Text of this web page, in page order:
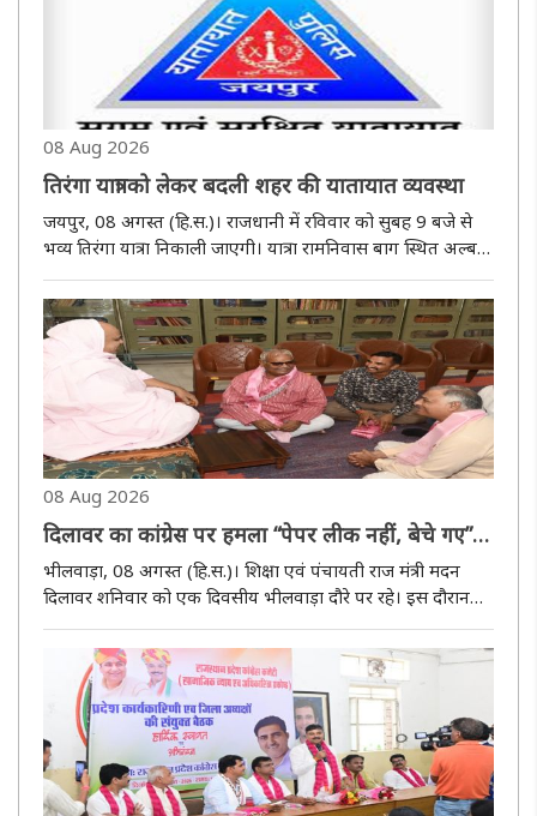
08 Aug 2026
तिरंगा यात्रा को लेकर बदली शहर की यातायात व्यवस्था
जयपुर, 08 अगस्त (हि.स.)। राजधानी में रविवार को सुबह 9 बजे से
भव्य तिरंगा यात्रा निकाली जाएगी। यात्रा रामनिवास बाग स्थित अल्बर्ट
गेट होते हुए बड़ी चौपड़ पहुंचेगी। यहां यात्रा विशाल सभा में..
08 Aug 2026
दिलावर का कांग्रेस पर हमला “पेपर लीक नहीं, बेचे गए”,
पंचायत चुनाव में भाजपा की जीत का दावा
भीलवाड़ा, 08 अगस्त (हि.स.)। शिक्षा एवं पंचायती राज मंत्री मदन
दिलावर शनिवार को एक दिवसीय भीलवाड़ा दौरे पर रहे। इस दौरान
पौधारोपण कार्यक्रमों में हिस्सा लिया और सरकारी स्कूलों की ..